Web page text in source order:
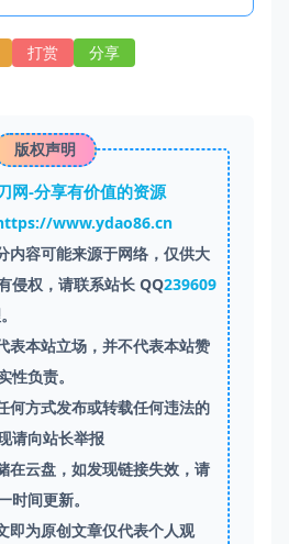
打赏 分享
版权声明
网-分享有价值的资源
www.ydao86.cn
内容可能来源于网络，仅供大
侵权，请联系站长 QQ239609
表本站立场，并不代表本站赞
性负责。
何方式发布或转载任何违法的
请向站长举报
在云盘，如发现链接失效，请
时间更新。
即为原创文章仅代表个人观